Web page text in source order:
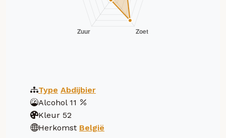
Type Abdijbier
Alcohol 11
Kleur 52
Herkomst België